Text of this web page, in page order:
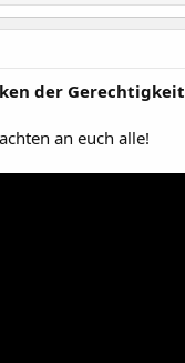
der Gerechtigkeit
an euch alle!